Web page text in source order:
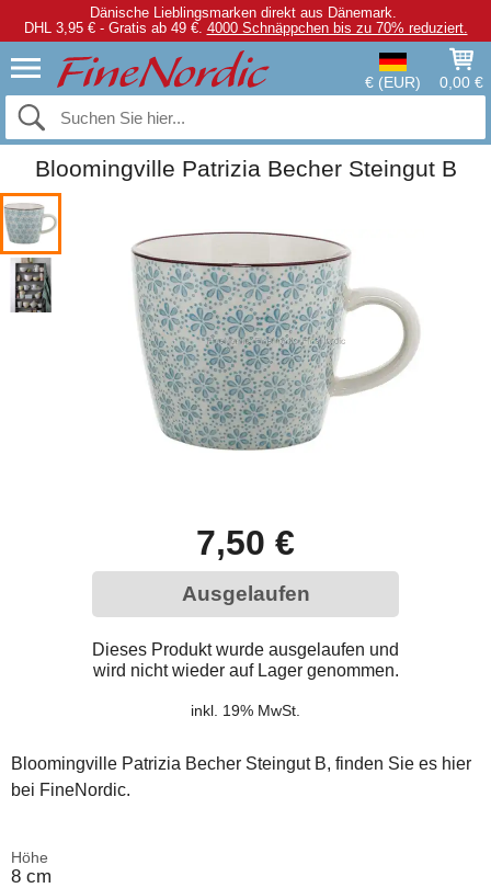
Dänische Lieblingsmarken direkt aus Dänemark.
DHL 3,95 € - Gratis ab 49 €. 4000 Schnäppchen bis zu 70% reduziert.
€ (EUR) 0,00 €
Bloomingville Patrizia Becher Steingut B
7,50 €
Ausgelaufen
Dieses Produkt wurde ausgelaufen und
wird nicht wieder auf Lager genommen.
inkl. 19% MwSt.
Bloomingville Patrizia Becher Steingut B, finden Sie es hier
bei FineNordic.
Höhe
8 cm